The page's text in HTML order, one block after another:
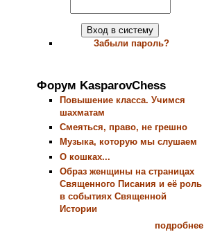
Забыли пароль?
Форум KasparovChess
Повышение класса. Учимся
шахматам
Смеяться, право, не грешно
Музыка, которую мы слушаем
О кошках...
Образ женщины на страницах
Священного Писания и её роль
в событиях Священной
Истории
подробнее